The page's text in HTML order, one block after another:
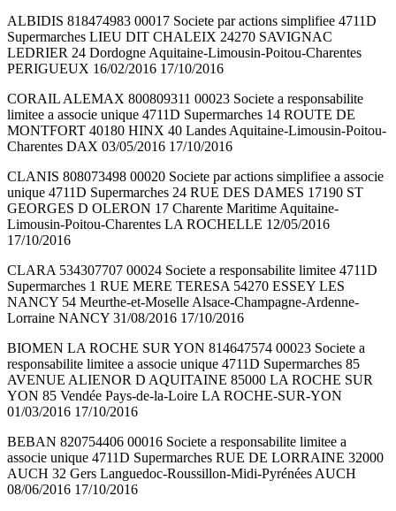
ALBIDIS 818474983 00017 Societe par actions simplifiee 4711D
Supermarches LIEU DIT CHALEIX 24270 SAVIGNAC
LEDRIER 24 Dordogne Aquitaine-Limousin-Poitou-Charentes
PERIGUEUX 16/02/2016 17/10/2016
CORAIL ALEMAX 800809311 00023 Societe a responsabilite
limitee a associe unique 4711D Supermarches 14 ROUTE DE
MONTFORT 40180 HINX 40 Landes Aquitaine-Limousin-Poitou-
Charentes DAX 03/05/2016 17/10/2016
CLANIS 808073498 00020 Societe par actions simplifiee a associe
unique 4711D Supermarches 24 RUE DES DAMES 17190 ST
GEORGES D OLERON 17 Charente Maritime Aquitaine-
Limousin-Poitou-Charentes LA ROCHELLE 12/05/2016
17/10/2016
CLARA 534307707 00024 Societe a responsabilite limitee 4711D
Supermarches 1 RUE MERE TERESA 54270 ESSEY LES
NANCY 54 Meurthe-et-Moselle Alsace-Champagne-Ardenne-
Lorraine NANCY 31/08/2016 17/10/2016
BIOMEN LA ROCHE SUR YON 814647574 00023 Societe a
responsabilite limitee a associe unique 4711D Supermarches 85
AVENUE ALIENOR D AQUITAINE 85000 LA ROCHE SUR
YON 85 Vendée Pays-de-la-Loire LA ROCHE-SUR-YON
01/03/2016 17/10/2016
BEBAN 820754406 00016 Societe a responsabilite limitee a
associe unique 4711D Supermarches RUE DE LORRAINE 32000
AUCH 32 Gers Languedoc-Roussillon-Midi-Pyrénées AUCH
08/06/2016 17/10/2016